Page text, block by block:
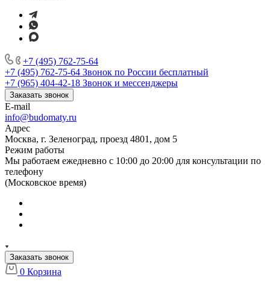
+7 (495) 762-75-64
+7 (495) 762-75-64 Звонок по России бесплатный
+7 (965) 404-42-18 Звонок и мессенджеры
Заказать звонок
E-mail
info@budomaty.ru
Адрес
Москва, г. Зеленоград, проезд 4801, дом 5
Режим работы
Мы работаем ежедневно с 10:00 до 20:00 для консультации по
телефону
(Московское время)
Заказать звонок
0 Корзина